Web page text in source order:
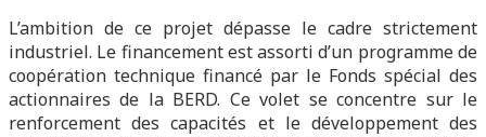
L’ambition de ce projet dépasse le cadre strictement
industriel. Le financement est assorti d’un programme de
coopération technique financé par le Fonds spécial des
actionnaires de la BERD. Ce volet se concentre sur le
renforcement des capacités et le développement des